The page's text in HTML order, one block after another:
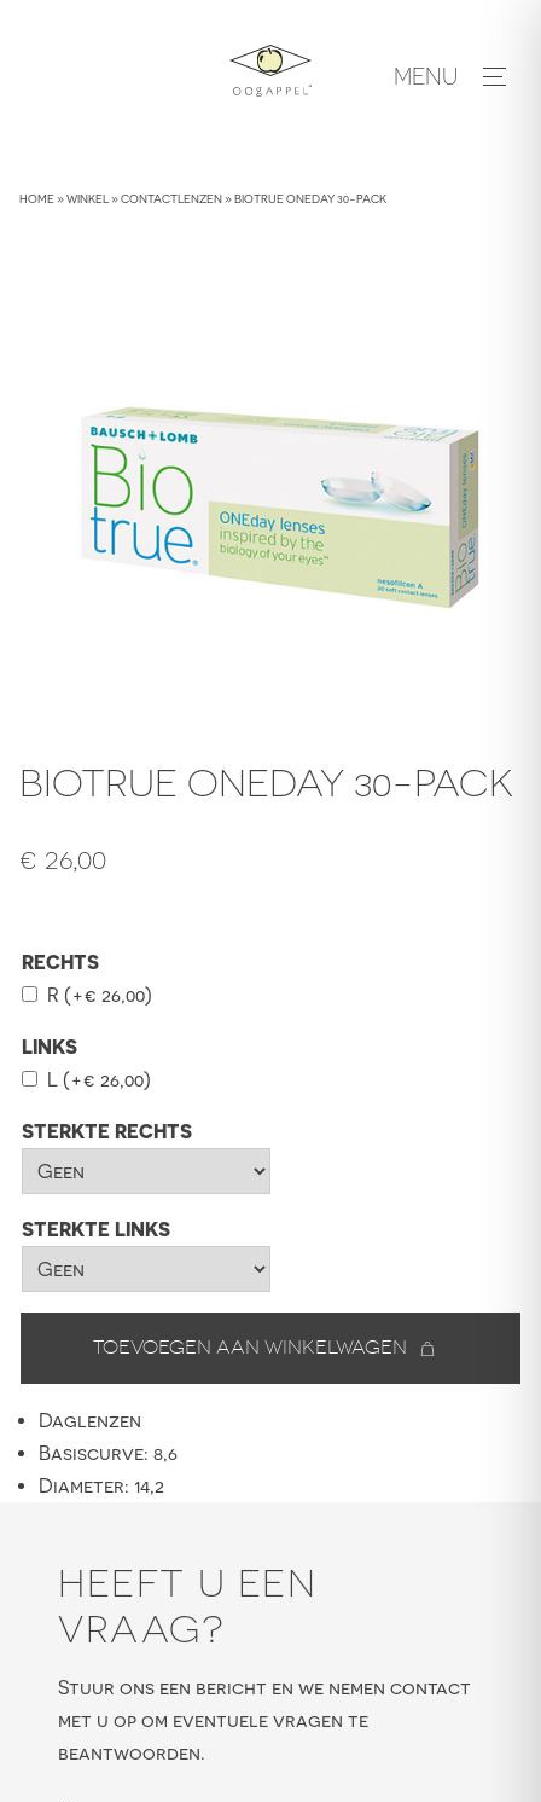
MENU
HOME»WINKEL »CONTACTLENZEN»BIOTRUE ONEDAY 30-PACK
BIOTRUE ONEDAY 30-PACK
€ 26,00
Daglenzen
Basiscurve: 8,6
Diameter: 14,2
RECHTS
R (+€ 26,00)
LINKS
L (+€ 26,00)
STERKTE RECHTS
STERKTE LINKS
Toevoegen aan winkelwagen
HEEFT U EEN
VRAAG?
Stuur ons een bericht en we nemen contact
met u op om eventuele vragen te
beantwoorden.